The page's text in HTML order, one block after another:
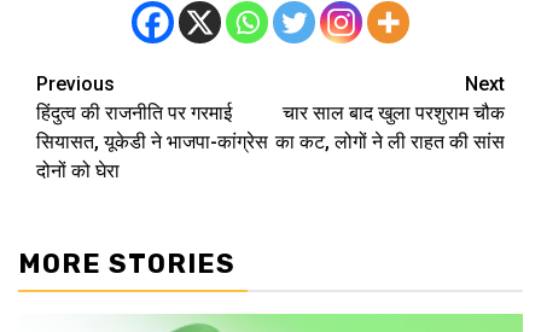
Post
navigation
Previous
हिंदुत्व की राजनीति पर गरमाई
सियासत, यूकेडी ने भाजपा-कांग्रेस
दोनों को घेरा
Next
चार साल बाद खुला परशुराम चौक
का कट, लोगों ने ली राहत की सांस
MORE STORIES